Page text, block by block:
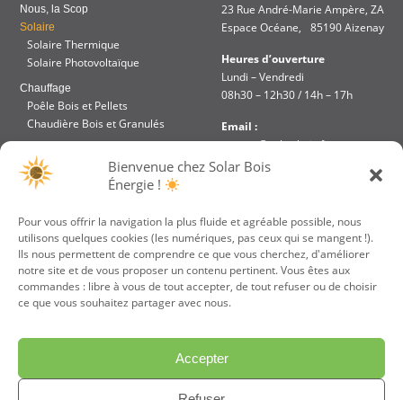
Bienvenue chez Solar Bois
Énergie !
Pour vous offrir la navigation la plus fluide et agréable possible, nous
utilisons quelques cookies (les numériques, pas ceux qui se mangent !).
Ils nous permettent de comprendre ce que vous cherchez, d'améliorer
notre site et de vous proposer un contenu pertinent. Vous êtes aux
commandes : libre à vous de tout accepter, de tout refuser ou de choisir
ce que vous souhaitez partager avec nous.
Accepter
Nous, la Scop
Solaire
Solaire Thermique
Solaire Photovoltaïque
Chauffage
Poêle Bois et Pellets
Chaudière Bois et Granulés
Aides et Financements
Accès intranet
23 Rue André-Marie Ampère, ZA
Espace Océane, 85190 Aizenay
Heures d’ouverture
Lundi – Vendredi
08h30 – 12h30 / 14h – 17h
Email :
contact@solar-bois.fr
Téléphone :
JE PARRAINE UN
AMI
VOTRE DEVIS
GRATUIT